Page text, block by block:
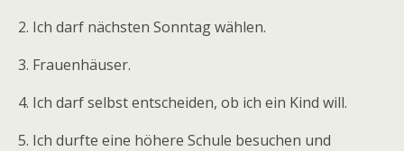
2. Ich darf nächsten Sonntag wählen.
3. Frauenhäuser.
4. Ich darf selbst entscheiden, ob ich ein Kind will.
5. Ich durfte eine höhere Schule besuchen und